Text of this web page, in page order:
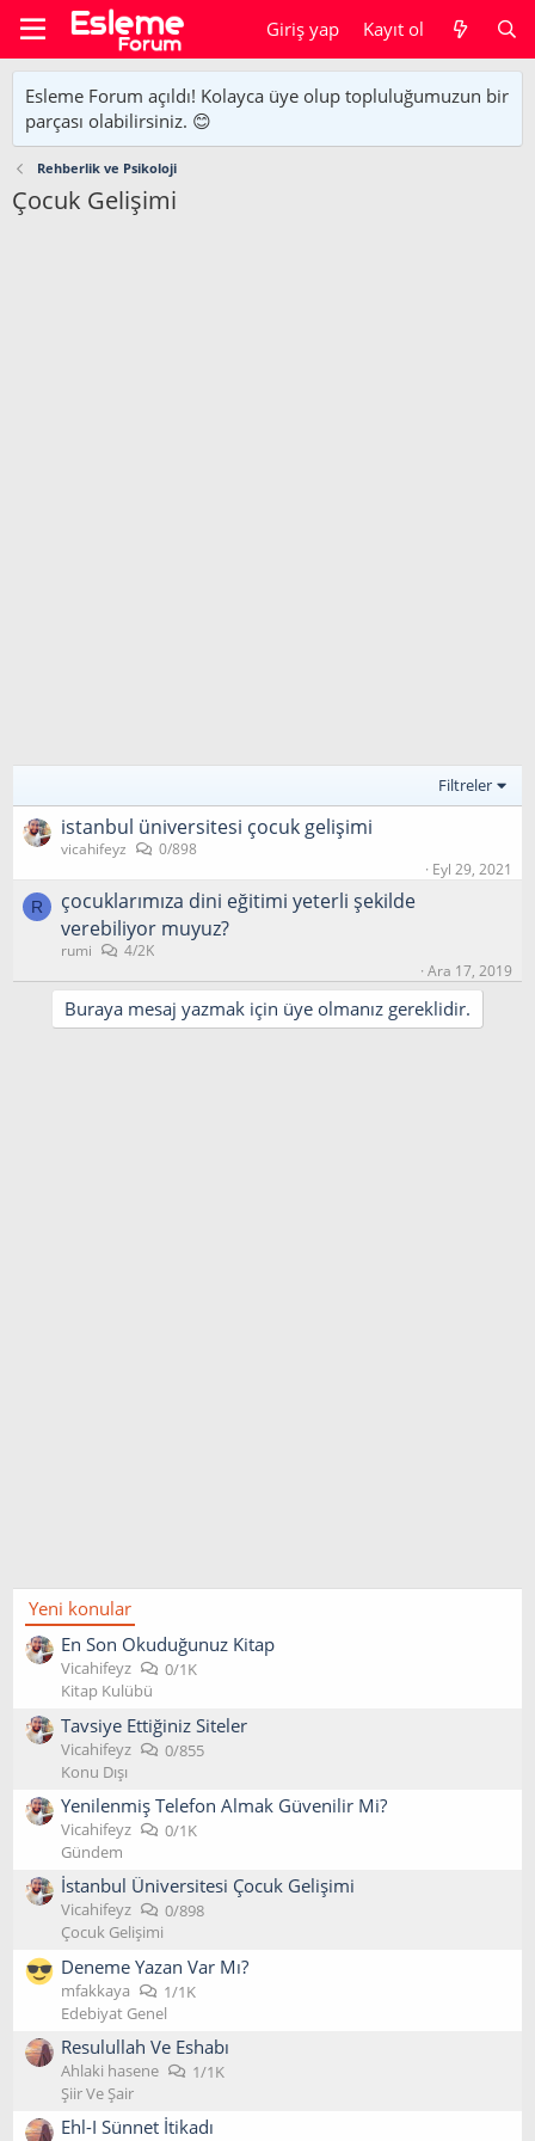
Giriş yap Kayıt ol
Esleme Forum açıldı! Kolayca üye olup topluluğumuzun bir
parçası olabilirsiniz. 😊
Rehberlik ve Psikoloji
Çocuk Gelişimi
Filtreler
i̇stanbul üniversitesi çocuk gelişimi
vicahifeyz
0/898
Eyl 29, 2021
R
çocuklarımıza dini eğitimi yeterli şekilde
verebiliyor muyuz?
rumi
4/2K
Ara 17, 2019
Buraya mesaj yazmak için üye olmanız gereklidir.
Yeni konular
En Son Okuduğunuz Kitap
Vicahifeyz
0/1K
Kitap Kulübü
Tavsiye Ettiğiniz Siteler
Vicahifeyz
0/855
Konu Dışı
Yenilenmiş Telefon Almak Güvenilir Mi?
Vicahifeyz
0/1K
Gündem
İstanbul Üniversitesi Çocuk Gelişimi
Vicahifeyz
0/898
Çocuk Gelişimi
Deneme Yazan Var Mı?
mfakkaya
1/1K
Edebiyat Genel
Resulullah Ve Eshabı
Ahlaki hasene
1/1K
Şiir Ve Şair
Ehl-I Sünnet İtikadı